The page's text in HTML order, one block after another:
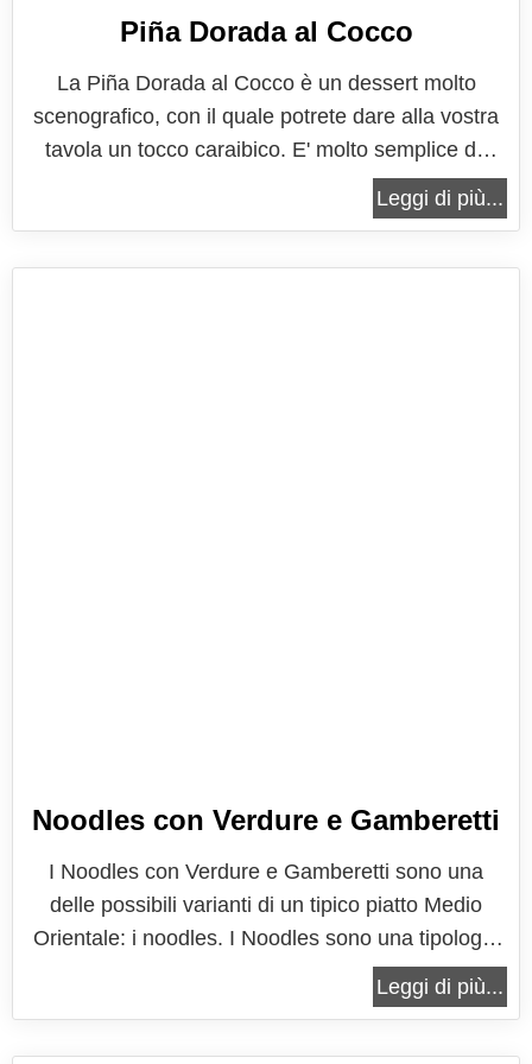
Piña Dorada al Cocco
La Piña Dorada al Cocco è un dessert molto
scenografico, con il quale potrete dare alla vostra
tavola un tocco caraibico. E' molto semplice da
preparare e se il tempo vi risultasse proprio tiranno
potete anche utilizzare l'ananas in scatola, a patto
Leggi di più...
Noodles con Verdure e Gamberetti
I Noodles con Verdure e Gamberetti sono una
delle possibili varianti di un tipico piatto Medio
Orientale: i noodles. I Noodles sono una tipologia
di pasta cinese, dalla forma allungata, tipo fili, che
solitamente vengono prima lessati in acqua
Leggi di più...